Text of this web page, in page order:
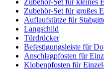
Zubehör-Set für kleines
Zubehör-Set für großes
Auflaufstütze für
Langschild
Türdrücker
Befestigungsleiste für
Anschlagpfosten für
Klobenpfosten für